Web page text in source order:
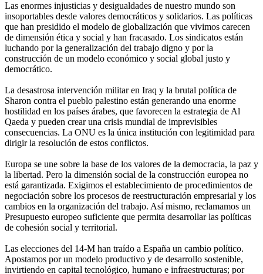
Las enormes injusticias y desigualdades de nuestro mundo son
insoportables desde valores democráticos y solidarios. Las políticas
que han presidido el modelo de globalización que vivimos carecen
de dimensión ética y social y han fracasado. Los sindicatos están
luchando por la generalización del trabajo digno y por la
construcción de un modelo económico y social global justo y
democrático.
La desastrosa intervención militar en Iraq y la brutal política de
Sharon contra el pueblo palestino están generando una enorme
hostilidad en los países árabes, que favorecen la estrategia de Al
Qaeda y pueden crear una crisis mundial de imprevisibles
consecuencias. La ONU es la única institución con legitimidad para
dirigir la resolución de estos conflictos.
Europa se une sobre la base de los valores de la democracia, la paz y
la libertad. Pero la dimensión social de la construcción europea no
está garantizada. Exigimos el establecimiento de procedimientos de
negociación sobre los procesos de reestructuración empresarial y los
cambios en la organización del trabajo. Así mismo, reclamamos un
Presupuesto europeo suficiente que permita desarrollar las políticas
de cohesión social y territorial.
Las elecciones del 14-M han traído a España un cambio político.
Apostamos por un modelo productivo y de desarrollo sostenible,
invirtiendo en capital tecnológico, humano e infraestructuras; por